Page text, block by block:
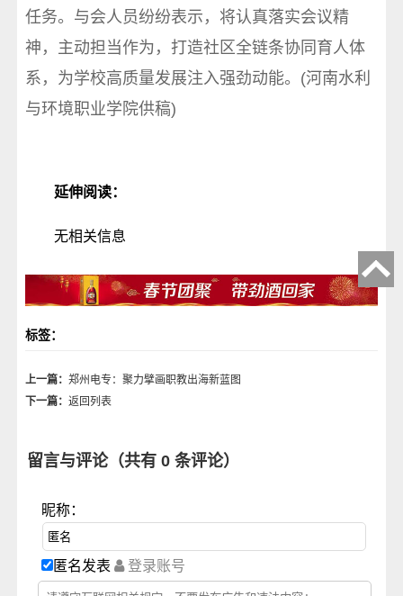
任务。与会人员纷纷表示，将认真落实会议精
神，主动担当作为，打造社区全链条协同育人体
系，为学校高质量发展注入强劲动能。(河南水利
与环境职业学院供稿)
延伸阅读：
无相关信息
标签：
上一篇： 郑州电专：聚力擘画职教出海新蓝图
下一篇： 返回列表
留言与评论（共有 0 条评论）
昵称：
匿名发表 登录账号